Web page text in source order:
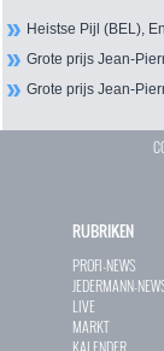
Heistse Pijl (BEL),
Grote prijs Jean-
Grote prijs Jean-
RUBRIKEN
PROFI-NEWS
JEDERMANN-
LIVE
MARKT